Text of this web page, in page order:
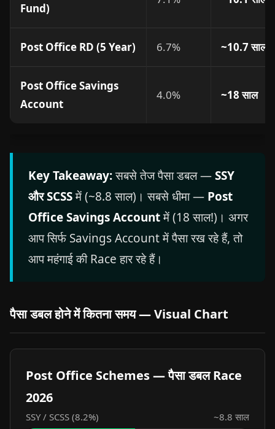
Fund)
Post Office RD (5 Year) 6.7% ~10.7 साल
Post Office Savings
Account
4.0% ~18 साल
Key Takeaway:सबसे तेज पैसा डबल —SSY
और SCSSमें (~8.8 साल)। सबसे धीमा — Post
Office Savings Accountमें (18 साल!)। अगर
आप सिर्फ Savings Account में पैसा रख रहे हैं, तो
आप महंगाई की Race हार रहे हैं।
पैसा डबल होने में कितना समय — Visual Chart
Post Office Schemes — पैसा डबल Race
2026
SSY / SCSS (8.2%) ~8.8 साल